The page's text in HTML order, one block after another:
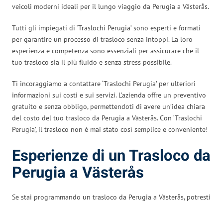
veicoli moderni ideali per il lungo viaggio da Perugia a Västerås.
Tutti gli impiegati di ‘Traslochi Perugia’ sono esperti e formati
per garantire un processo di trasloco senza intoppi. La loro
esperienza e competenza sono essenziali per assicurare che il
tuo trasloco sia il più fluido e senza stress possibile.
Ti incoraggiamo a contattare ‘Traslochi Perugia’ per ulteriori
informazioni sui costi e sui servizi. L’azienda offre un preventivo
gratuito e senza obbligo, permettendoti di avere un’idea chiara
del costo del tuo trasloco da Perugia a Västerås. Con ‘Traslochi
Perugia’, il trasloco non è mai stato così semplice e conveniente!
Esperienze di un Trasloco da
Perugia a Västerås
Se stai programmando un trasloco da Perugia a Västerås, potresti